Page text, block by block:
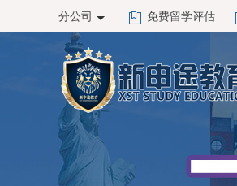
分公司 免费留学评估